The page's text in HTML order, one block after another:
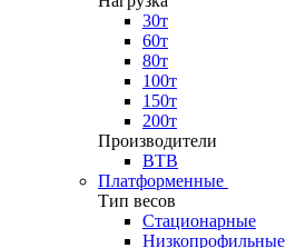
30т
60т
80т
100т
150т
200т
Производители
ВТВ
Платформенные
Тип весов
Стационарные
Низкопрофильные